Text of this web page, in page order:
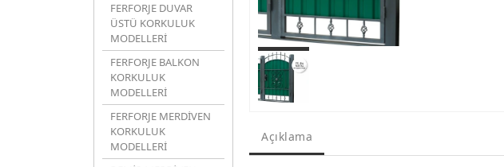
FERFORJE DUVAR
ÜSTÜ KORKULUK
MODELLERİ
FERFORJE BALKON
KORKULUK
MODELLERİ
FERFORJE MERDİVEN
KORKULUK
MODELLERİ
Açıklama